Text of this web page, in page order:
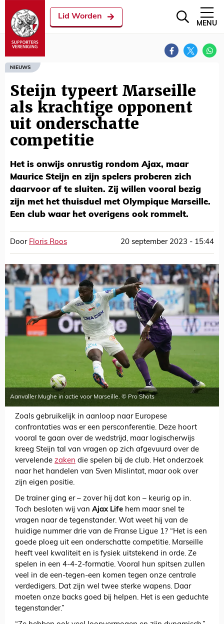
Lid Worden
MENU
NIEUWS
Steijn typeert Marseille
als krachtige opponent
uit onderschatte
competitie
Het is onwijs onrustig rondom Ajax, maar
Maurice Steijn en zijn spelers proberen zich
daarvoor af te sluiten. Zij willen vooral bezig
zijn met het thuisduel met Olympique Marseille.
Een club waar het overigens ook rommelt.
Door Floris Roos 20 september 2023 - 15:44
Aanvaller Mughe in actie voor Marseille. © Pro Shots
Zoals gebruikelijk in aanloop naar Europese
confrontaties was er een persconferentie. Deze hoort
vooral te gaan over de wedstrijd, maar logischerwijs
kreeg Steijn tal van vragen op zich afgevuurd over de
vervelende zaken die spelen bij de club. Het onderzoek
naar het handelen van Sven Mislintat, maar ook over
zijn eigen positie.
De trainer ging er – zover hij dat kon – keurig op in.
Toch besloten wij van Ajax Life hem maar snel te
vragen naar de tegenstander. Wat weet hij van de
huidige nummer drie van de Franse Ligue 1? “Het is een
goede ploeg uit een onderschatte competitie. Marseille
heeft veel kwaliteit en is fysiek uitstekend in orde. Ze
spelen in een 4-4-2-formatie. Vooral hun spitsen zullen
veel in de een-tegen-een komen tegen onze centrale
verdedigers. Dat zijn wel twee sterke wapens. Daar
moeten onze backs goed bij helpen. Het is een geduchte
tegenstander.”